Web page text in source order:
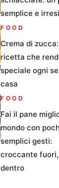
semplice e
FOOD
Crema di
ricetta che
speciale ogni
casa
FOOD
Fai il pane
mondo con
semplici gesti:
croccante
dentro